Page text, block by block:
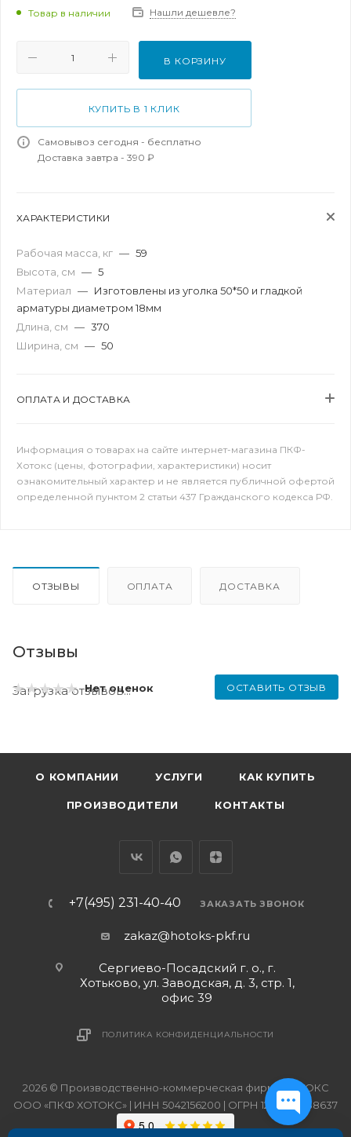
Товар в наличии Нашли дешевле?
В КОРЗИНУ
КУПИТЬ В 1 КЛИК
Самовывоз сегодня - бесплатно
Доставка завтра - 390 ₽
ХАРАКТЕРИСТИКИ
Рабочая масса, кг — 59
Высота, см — 5
Материал — Изготовлены из уголка 50*50 и гладкой
арматуры диаметром 18мм
Длина, см — 370
Ширина, см — 50
ОПЛАТА И ДОСТАВКА
Информация о товарах на сайте интернет-магазина ПКФ-
Хотокс (цены, фотографии, характеристики) носит
ознакомительный характер и не является публичной офертой
определенной пунктом 2 статьи 437 Гражданского кодекса РФ.
ОТЗЫВЫ ОПЛАТА ДОСТАВКА
Отзывы
Нет оценок ОСТАВИТЬ ОТЗЫВ
Загрузка отзывов...
О КОМПАНИИ УСЛУГИ КАК КУПИТЬ
ПРОИЗВОДИТЕЛИ КОНТАКТЫ
+7(495) 231-40-40 ЗАКАЗАТЬ ЗВОНОК
zakaz@hotoks-pkf.ru
Сергиево-Посадский г. о., г.
Хотьково, ул. Заводская, д. 3, стр. 1,
офис 39
ПОЛИТИКА КОНФИДЕНЦИАЛЬНОСТИ
2026 © Производственно-коммерческая фирма ХОТОКС
ООО «ПКФ ХОТОКС» | ИНН 5042156200 | ОГРН 1215000038637